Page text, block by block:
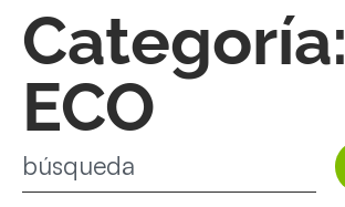
Categoría:
ECO